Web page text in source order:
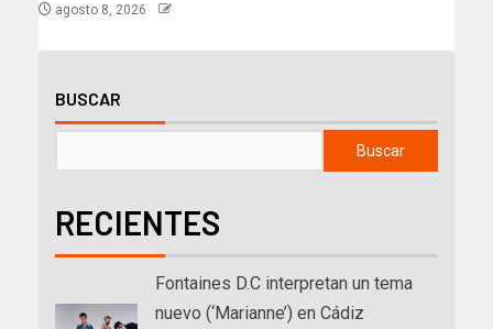
agosto 8, 2026
BUSCAR
Buscar
RECIENTES
Fontaines D.C interpretan un tema
nuevo (‘Marianne’) en Cádiz